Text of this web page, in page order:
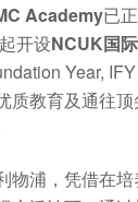
Academy已
开设NCUK国
Year,
质教育及通往
物浦，凭借在